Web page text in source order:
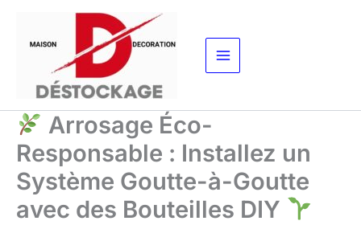
contenu
Arrosage Éco-
Responsable : Installez un
Système Goutte-à-Goutte
avec des Bouteilles DIY